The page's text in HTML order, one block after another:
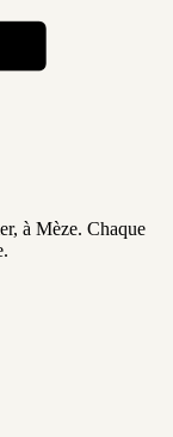
à Mèze. Chaque